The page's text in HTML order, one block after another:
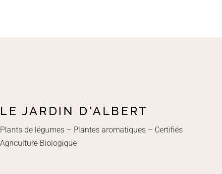
LE JARDIN D'ALBERT
Plants de légumes – Plantes aromatiques – Certifiés
Agriculture Biologique